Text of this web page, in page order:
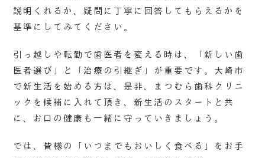
説明くれるか、疑問に丁寧に回答してもらえるかを
基準にしてみてください。
引っ越しや転勤で歯医者を変える時は、「新しい歯
医者選び」と「治療の引継ぎ」が重要です。大崎市
で新生活を始める方は、是非、まつむら歯科クリニ
ックを候補に入れて頂き、新生活のスタートと共
に、お口の健康も一緒に守っていきましょう。
では、皆様の「いつまでもおいしく食べる」をお手